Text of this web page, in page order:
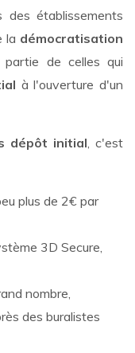
des établissements
la démocratisation
partie de celles qui
à l'ouverture d'un
dépôt initial , c'est
plus de 2€ par
3D Secure,
nombre,
des buralistes